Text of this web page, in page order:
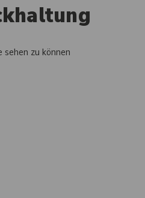
sehen zu können